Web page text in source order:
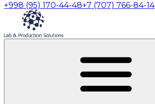
+998 (95) 170-44-48+7 (707) 766-84-14